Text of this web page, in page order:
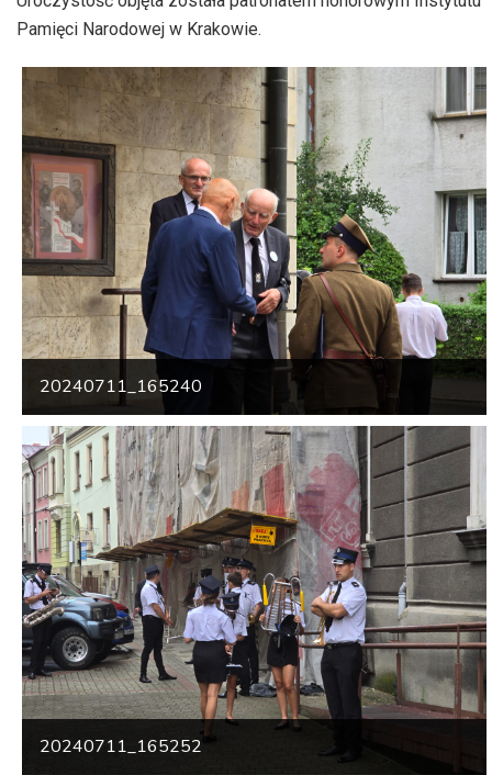
Pamięci Narodowej w Krakowie.
20240711_165240
20240711_165252